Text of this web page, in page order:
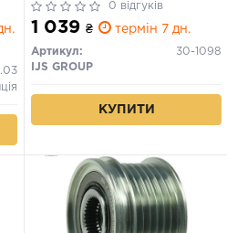
0 відгуків
1 039 ₴ термін 7 дн.
Артикул:
30-1098
IJS GROUP
КУПИТИ